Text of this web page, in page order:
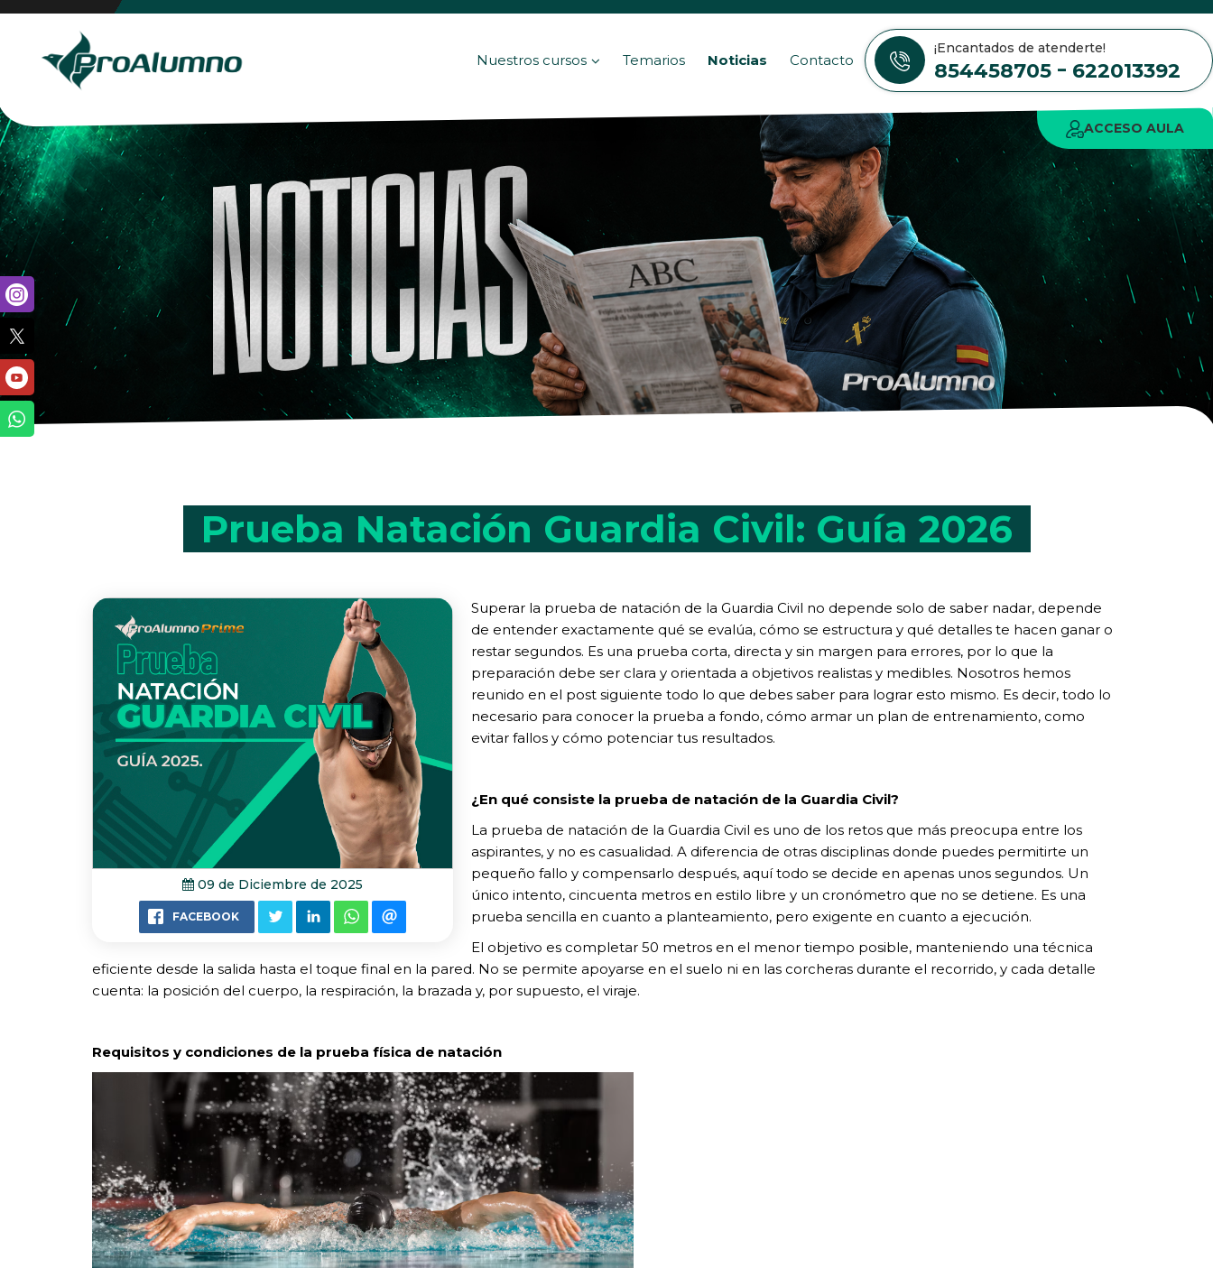
Nuestros cursos Temarios Noticias Contacto
¡Encantados de atenderte!
854458705 - 622013392
ACCESO AULA
Prueba Natación Guardia Civil: Guía 2026
09 de Diciembre de 2025
FACEBOOK
Superar la prueba de natación de la Guardia Civil no depende solo de saber nadar, depende
de entender exactamente qué se evalúa, cómo se estructura y qué detalles te hacen ganar o
restar segundos. Es una prueba corta, directa y sin margen para errores, por lo que la
preparación debe ser clara y orientada a objetivos realistas y medibles. Nosotros hemos
reunido en el post siguiente todo lo que debes saber para lograr esto mismo. Es decir, todo lo
necesario para conocer la prueba a fondo, cómo armar un plan de entrenamiento, como
evitar fallos y cómo potenciar tus resultados.
¿En qué consiste la prueba de natación de la Guardia Civil?
La prueba de natación de la Guardia Civil es uno de los retos que más preocupa entre los
aspirantes, y no es casualidad. A diferencia de otras disciplinas donde puedes permitirte un
pequeño fallo y compensarlo después, aquí todo se decide en apenas unos segundos. Un
único intento, cincuenta metros en estilo libre y un cronómetro que no se detiene. Es una
prueba sencilla en cuanto a planteamiento, pero exigente en cuanto a ejecución.
El objetivo es completar 50 metros en el menor tiempo posible, manteniendo una técnica
eficiente desde la salida hasta el toque final en la pared. No se permite apoyarse en el suelo ni en las corcheras durante el recorrido, y cada detalle
cuenta: la posición del cuerpo, la respiración, la brazada y, por supuesto, el viraje.
Requisitos y condiciones de la prueba física de natación